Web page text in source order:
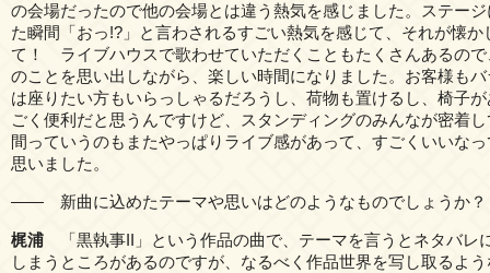
の会場だったので他の会場とは違う熱気を感じました。ステー
た瞬間「おっ!?」と言わされるすごい熱気を感じて、それが懐か
て！ ライブハウスで歌わせていただくこともたくさんあるので
のことを思い出しながら、楽しい時間になりました。お客様も
は座りたい方もいらっしゃるだろうし、荷物も置けるし、椅子
ごく便利だと思うんですけど、スタンディングのみんなが密着
間っていうのもまたやっぱりライブ感があって、すごくいいな
思いました。
―― 新曲に込めたテーマや思いはどのようなものでしょうか？
梶浦 「黒執事II」という作品の曲で、テーマを言うとネタバレ
しまうところがあるのですが、なるべく作品世界を写し取るよ